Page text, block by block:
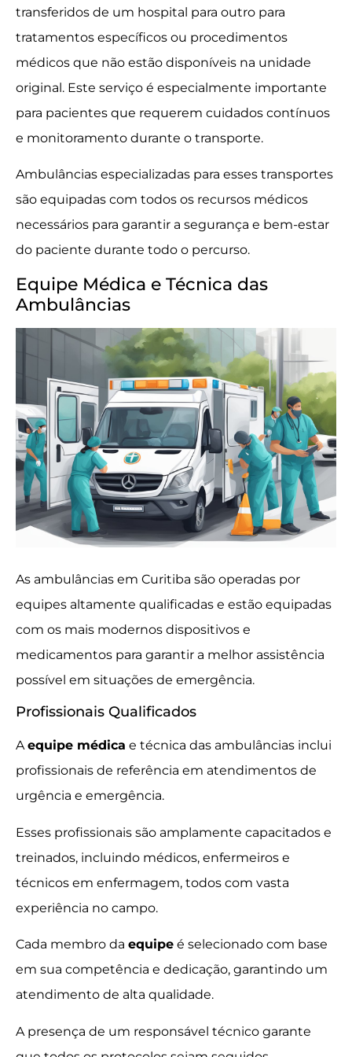
transferidos de um hospital para outro para
tratamentos específicos ou procedimentos
médicos que não estão disponíveis na unidade
original. Este serviço é especialmente importante
para pacientes que requerem cuidados contínuos
e monitoramento durante o transporte.
Ambulâncias especializadas para esses transportes
são equipadas com todos os recursos médicos
necessários para garantir a segurança e bem-estar
do paciente durante todo o percurso.
Equipe Médica e Técnica das
Ambulâncias
As ambulâncias em Curitiba são operadas por
equipes altamente qualificadas e estão equipadas
com os mais modernos dispositivos e
medicamentos para garantir a melhor assistência
possível em situações de emergência.
Profissionais Qualificados
Aequipe médica e técnica das ambulâncias inclui
profissionais de referência em atendimentos de
urgência e emergência.
Esses profissionais são amplamente capacitados e
treinados, incluindo médicos, enfermeiros e
técnicos em enfermagem, todos com vasta
experiência no campo.
Cada membro da equipe é selecionado com base
em sua competência e dedicação, garantindo um
atendimento de alta qualidade.
A presença de um responsável técnico garante